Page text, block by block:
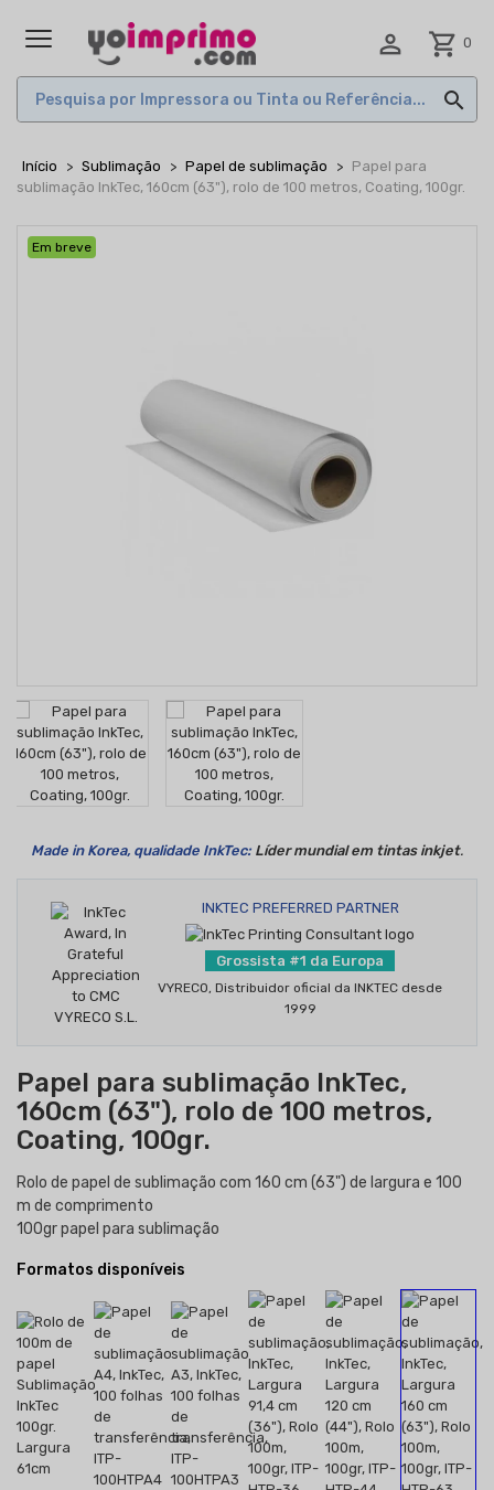
 shopping_cart 0

Início Sublimação Papel de sublimação
Papel para
sublimação InkTec, 160cm (63"), rolo de 100 metros, Coating, 100gr.
Em breve
Made in Korea, qualidade InkTec: Líder mundial em tintas inkjet.
INKTEC PREFERRED PARTNER
Grossista #1 da Europa
VYRECO, Distribuidor oficial da INKTEC desde
1999
Papel para sublimação InkTec,
160cm (63"), rolo de 100 metros,
Coating, 100gr.
Rolo de papel de sublimação com 160 cm (63") de largura e 100
m de comprimento
100gr papel para sublimação
Formatos disponíveis